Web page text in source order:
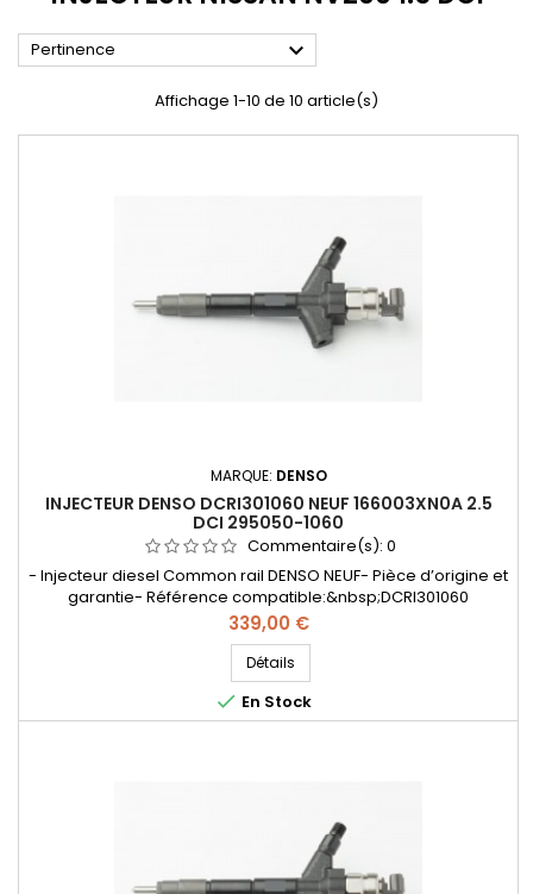
Pertinence 
Affichage 1-10 de 10 article(s)
MARQUE: DENSO
INJECTEUR DENSO DCRI301060 NEUF 166003XN0A 2.5
DCI 295050-1060
Commentaire(s): 0
- Injecteur diesel Common rail DENSO NEUF- Pièce d’origine et
garantie- Référence compatible:&nbsp;DCRI301060
,&nbsp;16600-3XN0A ,&nbsp;166003XN0A ,&nbsp;295050-1060
,&nbsp;2950501060- Pour motorisation Nissan 2.5 dCi
Prix
339,00 €
Détails
 En Stock